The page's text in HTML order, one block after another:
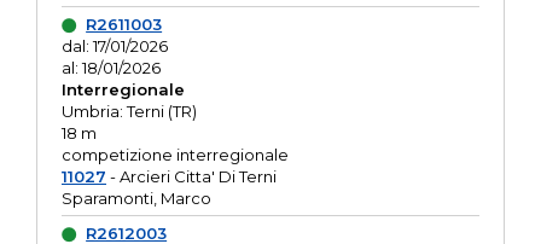
R2611003
dal: 17/01/2026
al: 18/01/2026
Interregionale
Umbria: Terni (TR)
18 m
competizione interregionale
11027 - Arcieri Citta' Di Terni
Sparamonti, Marco
R2612003